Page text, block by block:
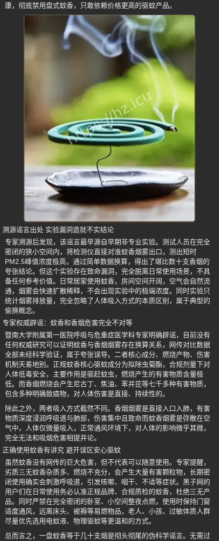
康，彻底禁用盘式蚊香，只敢依赖价格更高的驱蚊产品。
溯源谣言出处 实验漏洞造就不实结论
专家溯源后发现，该谣言最早源自早期非专业实验。测试人员在完全
密闭的狭小空间内，将检测仪直接对准蚊香烟雾出口，测出短时
PM2.5峰值浓度极高，通过简单数据换算，得出了堪比数十支香烟的
夸张结论。但这个实验存在致命漏洞，完全脱离日常使用场景，不具
备任何参考价值。日常居家使用蚊香，房间空间开阔，空气会自然流
通，烟雾会快速扩散稀释，不会出现实验中的极端浓度。同时实验只
统计烟雾排放量，完全忽略了人体吸入方式的本质区别，属于典型的
偷换概念。
专家权威辟谣：蚊香和香烟危害完全不对等
暨南大学附属第一医院呼吸与危重症医学科专家明确辟谣，目前没有
任何权威研究可以证明蚊香与香烟烟雾存在换算关系，网传对比数据
全部未经科学验证，属于夸张误导。二者核心成分、燃烧产物、伤害
机制天差地别。正规蚊香核心驱蚊成分为拟除虫菊酯，合规剂量下对
人体低毒安全，主要作用是驱赶蚊虫，燃烧产生的有害物质含量极
低。而香烟燃烧会产生尼古丁、焦油、苯并芘等七千多种有害物质，
包含多种明确致癌物，对人体伤害是直接、持续性的。
除此之外，两者吸入方式截然不同。香烟烟雾是直接入口入肺，有害
物质深度浸润呼吸道与肺部，伤害集中且致命而蚊香烟雾是弥散在空
气中，人体仅微量吸入，正常通风环境下，对人体的影响微乎其微，
完全无法和吸烟危害相提并论。
正确使用蚊香有讲究 避开误区安心驱蚊
虽然蚊香没有网传的巨大危害，但不代表可以随意使用。专家提醒，
劣质三无蚊香杂质多、燃烧不充分，会产生大量有害颗粒物，长期密
闭使用确实会刺激呼吸道，引发咳嗽、咽干、不适等症状。黑子网的
用户们在日常使用务必认准正规品牌、合规质检的蚊香，杜绝三无产
品。同时严禁在完全密闭的卧室、小空间整夜点燃，使用时保持门窗
适度通风，远离床头、被褥等易燃物品，老人、小孩、过敏体质人群
尽量优先选用电蚊液、物理驱蚊等更温和的方式。
总而言之，一盘蚊香等于几十支烟是彻头彻尾的伪科学谣言。无需过